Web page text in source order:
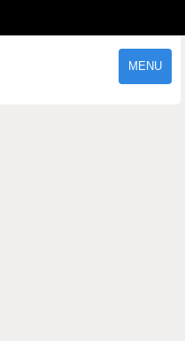
MENU